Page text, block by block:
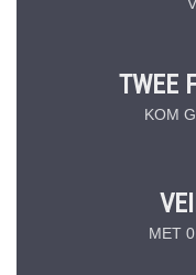
TWEE
KOM
MET